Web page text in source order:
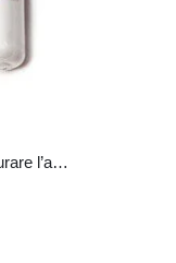
kit 3 Filtri PP-UDF-T33 per depurare l’acqua con osmosi inversa